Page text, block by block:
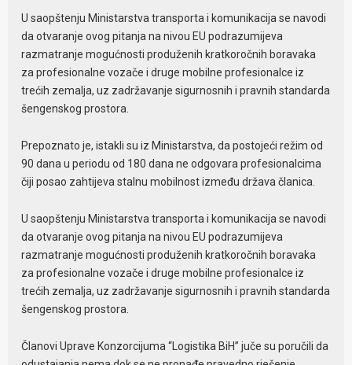
U saopštenju Ministarstva transporta i komunikacija se navodi
da otvaranje ovog pitanja na nivou EU podrazumijeva
razmatranje mogućnosti produženih kratkoročnih boravaka
za profesionalne vozače i druge mobilne profesionalce iz
trećih zemalja, uz zadržavanje sigurnosnih i pravnih standarda
šengenskog prostora.
Prepoznato je, istakli su iz Ministarstva, da postojeći režim od
90 dana u periodu od 180 dana ne odgovara profesionalcima
čiji posao zahtijeva stalnu mobilnost između država članica.
U saopštenju Ministarstva transporta i komunikacija se navodi
da otvaranje ovog pitanja na nivou EU podrazumijeva
razmatranje mogućnosti produženih kratkoročnih boravaka
za profesionalne vozače i druge mobilne profesionalce iz
trećih zemalja, uz zadržavanje sigurnosnih i pravnih standarda
šengenskog prostora.
Članovi Uprave Konzorcijuma “Logistika BiH” juče su poručili da